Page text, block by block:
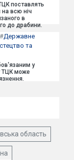
поставлять
всю ніч
в
до драбини.
#Державне
та
у
ТЦК може
область